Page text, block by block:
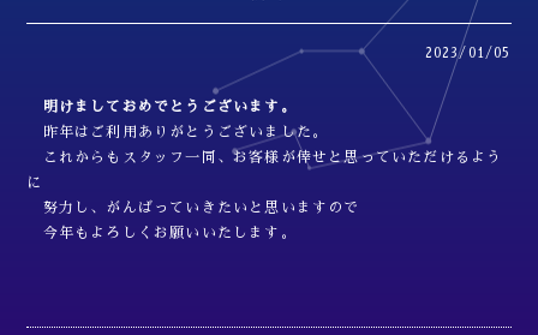
2023/01/05
明けましておめでとうございます。
昨年はご利用ありがとうございました。
これからもスタッフ一同、お客様が倖せと思っていただけるよう
に
努力し、がんばっていきたいと思いますので
今年もよろしくお願いいたします。